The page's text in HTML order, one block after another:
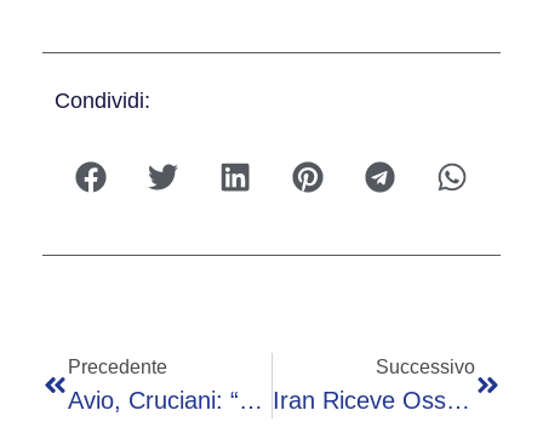
Condividi:
Precedente
Avio, Cruciani: “Con Vega C L’Italia Diventa Protagonista Dell’accesso Europeo Allo Spazio”
Successivo
Iran Riceve Osservazioni Usa: “Le Stiamo Valutando”. Capo Del Pentagono Assicura: “Pronti All’azione”